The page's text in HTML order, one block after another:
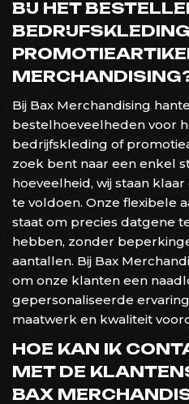
BIJ HET
Bij Bax Merchandising
bestelhoeveelheden voor
bedrijfskleding of
zoek bent naar een enkel
hoeveelheid, wij staan
te voldoen. Onze flexibele
staat om precies datgene
hebben, zonder
aantallen. Bij Bax
om onze klanten een
gepersonaliseerde
maatwerk en kwaliteit
HOE KAN IK
MET DE
BAX